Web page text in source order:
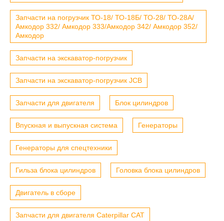
Запчасти на погрузчик ТО-18/ ТО-18Б/ ТО-28/ ТО-28А/
Амкодор 332/ Амкодор 333/Амкодор 342/ Амкодор 352/
Амкодор
Запчасти на экскаватор-погрузчик
Запчасти на экскаватор-погрузчик JCB
Запчасти для двигателя Блок цилиндров
Впускная и выпускная система Генераторы
Генераторы для спецтехники
Гильза блока цилиндров Головка блока цилиндров
Двигатель в сборе
Запчасти для двигателя Caterpillar CAT